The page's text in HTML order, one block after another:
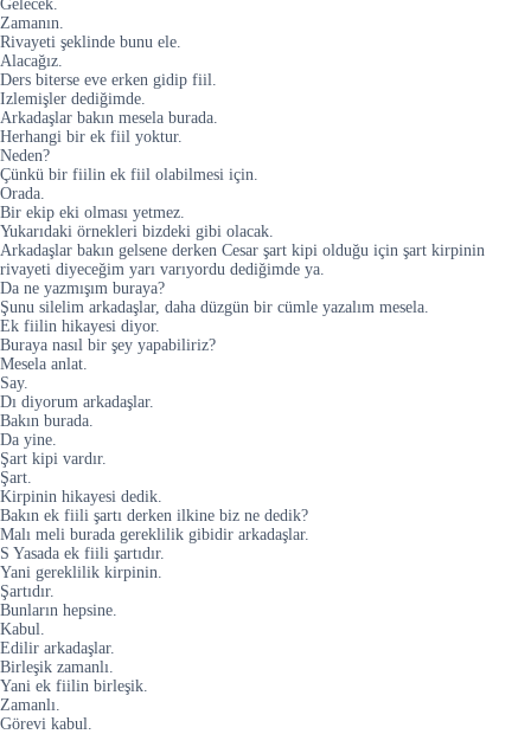
Gelecek.
Zamanın.
Rivayeti şeklinde bunu ele.
Alacağız.
Ders biterse eve erken gidip fiil.
Izlemişler dediğimde.
Arkadaşlar bakın mesela burada.
Herhangi bir ek fiil yoktur.
Neden?
Çünkü bir fiilin ek fiil olabilmesi için.
Orada.
Bir ekip eki olması yetmez.
Yukarıdaki örnekleri bizdeki gibi olacak.
Arkadaşlar bakın gelsene derken Cesar şart kipi olduğu için şart kirpinin
rivayeti diyeceğim yarı varıyordu dediğimde ya.
Da ne yazmışım buraya?
Şunu silelim arkadaşlar, daha düzgün bir cümle yazalım mesela.
Ek fiilin hikayesi diyor.
Buraya nasıl bir şey yapabiliriz?
Mesela anlat.
Say.
Dı diyorum arkadaşlar.
Bakın burada.
Da yine.
Şart kipi vardır.
Şart.
Kirpinin hikayesi dedik.
Bakın ek fiili şartı derken ilkine biz ne dedik?
Malı meli burada gereklilik gibidir arkadaşlar.
S Yasada ek fiili şartıdır.
Yani gereklilik kirpinin.
Şartıdır.
Bunların hepsine.
Kabul.
Edilir arkadaşlar.
Birleşik zamanlı.
Yani ek fiilin birleşik.
Zamanlı.
Görevi kabul.